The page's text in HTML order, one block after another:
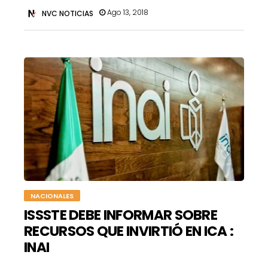
NVC NOTICIAS Ago 13, 2018
NACIONALES
ISSSTE DEBE INFORMAR SOBRE
RECURSOS QUE INVIRTIÓ EN ICA :
INAI